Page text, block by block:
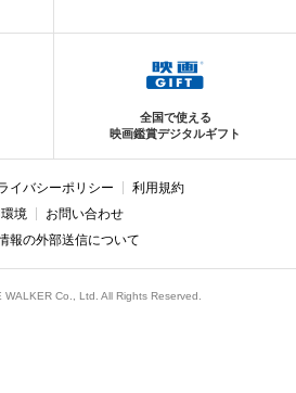
全国で使える
映画鑑賞デジタルギフト
イバシーポリシー
利用規約
境
お問い合わせ
報の外部送信について
Co., Ltd. All Rights Reserved.